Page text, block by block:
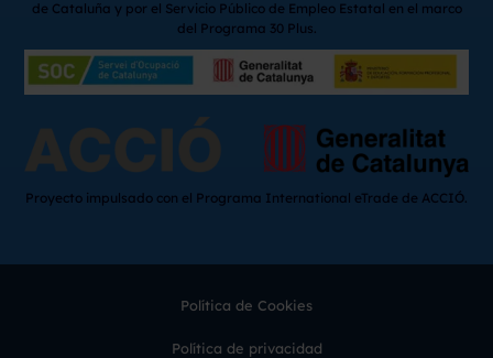
de Cataluña y por el Servicio Público de Empleo Estatal en el marco
del Programa 30 Plus.
Proyecto impulsado con el Programa International eTrade de ACCIÓ.
Política de Cookies
Política de privacidad